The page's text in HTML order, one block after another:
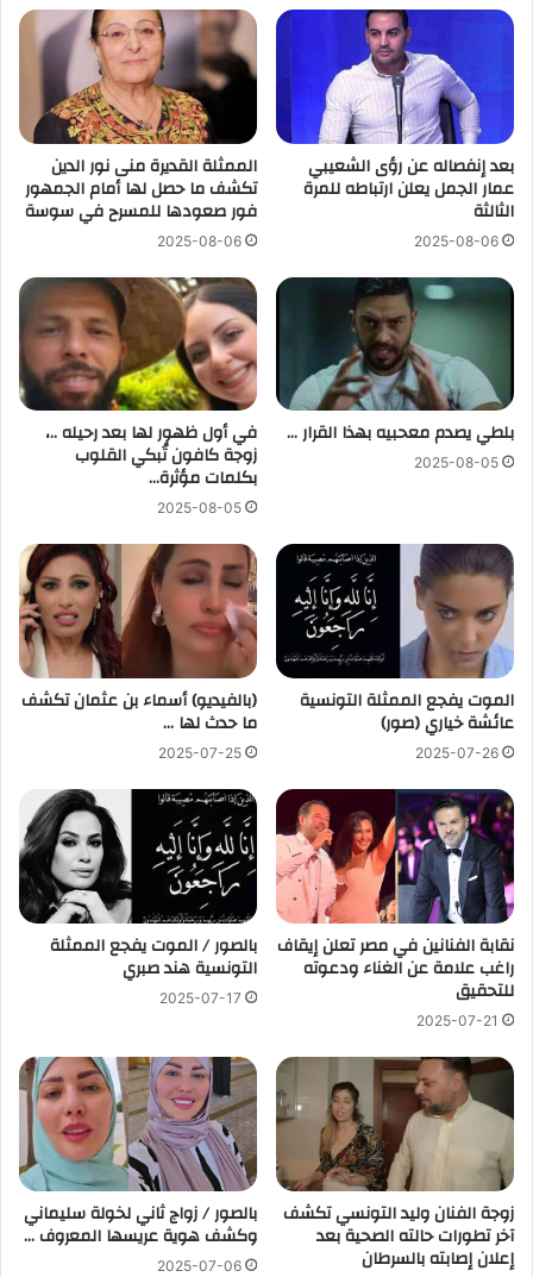
بعد إنفصاله عن رؤى الشعيبي
عمار الجمل يعلن ارتباطه للمرة
الثالثة
2025-08-06
الممثلة القديرة منى نور الدين
تكشف ما حصل لها أمام الجمهور
فور صعودها للمسرح في سوسة
2025-08-06
بلطي يصدم معحبيه بهذا القرار …
2025-08-05
في أول ظهور لها بعد رحيله ..،
زوجة كافون تُبكي القلوب
بكلمات مؤثرة…
2025-08-05
الموت يفجع الممثلة التونسية
عائشة خياري (صور)
2025-07-26
(بالفيديو) أسماء بن عثمان تكشف
ما حدث لها …
2025-07-25
نقابة الفنانين في مصر تعلن إيقاف
راغب علامة عن الغناء ودعوته
للتحقيق
2025-07-21
بالصور / الموت يفجع الممثلة
التونسية هند صبري
2025-07-17
زوجة الفنان وليد التونسي تكشف
آخر تطورات حالته الصحية بعد
إعلان إصابته بالسرطان
بالصور / زواج ثاني لخولة سليماني
وكشف هوية عريسها المعروف …
2025-07-06